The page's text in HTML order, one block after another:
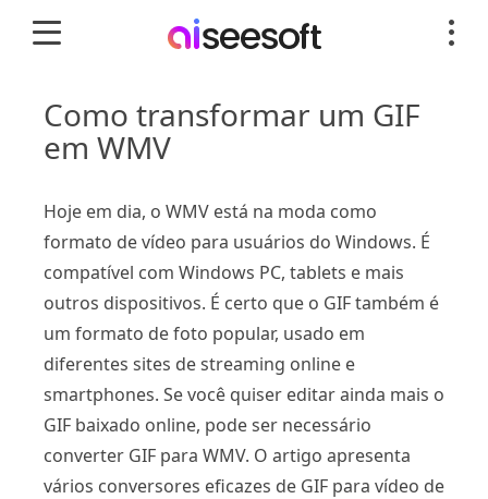
Como transformar um GIF
em WMV
Hoje em dia, o WMV está na moda como
formato de vídeo para usuários do Windows. É
compatível com Windows PC, tablets e mais
outros dispositivos. É certo que o GIF também é
um formato de foto popular, usado em
diferentes sites de streaming online e
smartphones. Se você quiser editar ainda mais o
GIF baixado online, pode ser necessário
converter GIF para WMV. O artigo apresenta
vários conversores eficazes de GIF para vídeo de